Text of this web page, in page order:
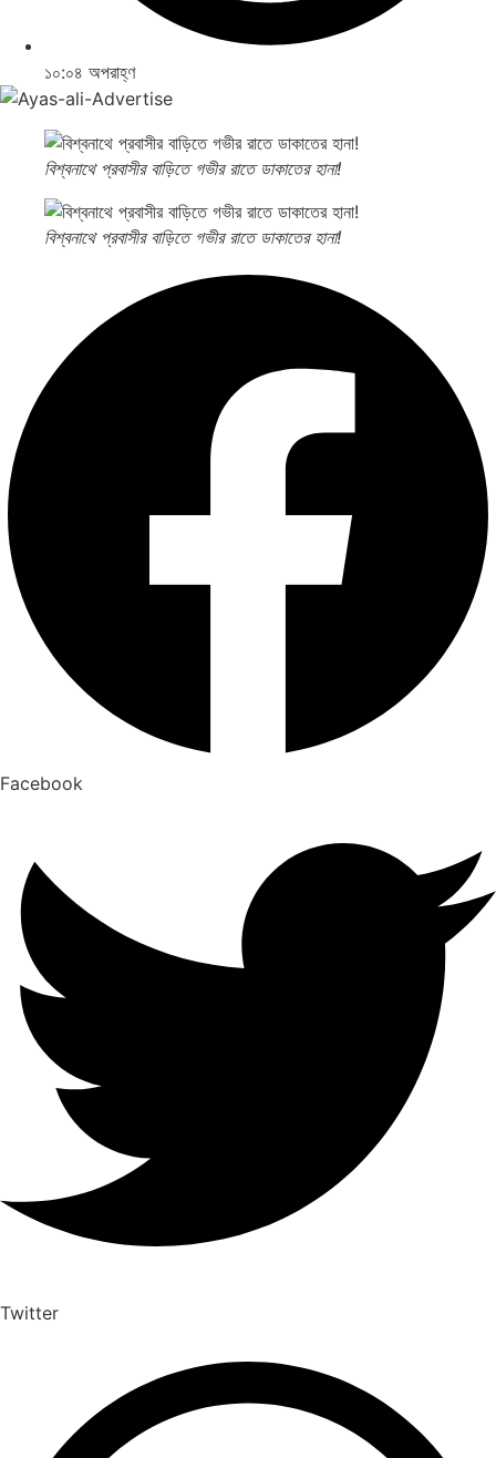
১০:০৪ অপরাহ্ণ
বিশ্বনাথে প্রবাসীর বাড়িতে গভীর রাতে ডাকাতের হানা!
বিশ্বনাথে প্রবাসীর বাড়িতে গভীর রাতে ডাকাতের হানা!
Facebook
Twitter